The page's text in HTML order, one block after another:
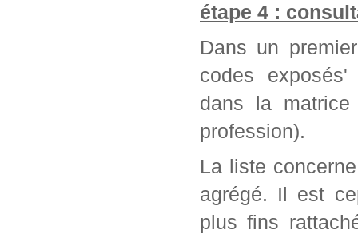
étape 4 :
Dans un
codes
dans la
profession).
La liste
agrégé. Il est
plus fins